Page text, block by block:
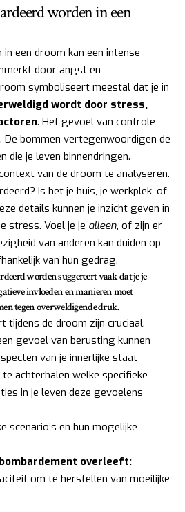
worden in een
een droom kan een intense
door angst en
symboliseert meestal dat je in
wordt door stress,
. Het gevoel van controle
bommen vertegenwoordigen de
die je leven binnendringen.
van de droom te analyseren.
Is het je huis, je werkplek, of
details kunnen je inzicht geven in
stress. Voel je je alleen, of zijn er
van anderen kan duiden op
van hun gedrag.
worden suggereert vaak dat je je
invloeden en manieren moet
tegen overweldigende druk.
tijdens de droom zijn cruciaal.
gevoel van berusting kunnen
van je innerlijke staat
achterhalen welke specifieke
in je leven deze gevoelens
scenario’s en hun mogelijke
overleeft:
om te herstellen van moeilijke